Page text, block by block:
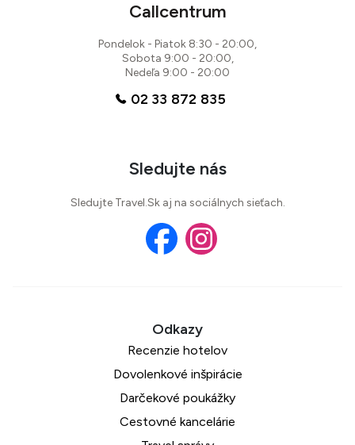
Callcentrum
Pondelok - Piatok 8:30 - 20:00,
Sobota 9:00 - 20:00,
Nedeľa 9:00 - 20:00
02 33 872 835
Sledujte nás
Sledujte Travel.Sk aj na sociálnych sieťach.
Recenzie hotelov
Dovolenkové inšpirácie
Darčekové poukážky
Cestovné kancelárie